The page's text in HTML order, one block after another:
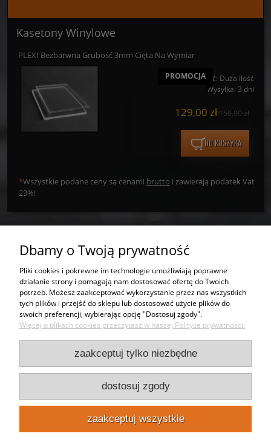
Kasetony Winylowe
PLEXI Bezbarwna Grubość 3mm Cięta Na Wymiar
Dostępność: Duża ilość
Wysyłka: 3 dni
129,00 zł150,00 zł
DO KOSZYKA
PROMOCJA
*Wszystkie podane ceny są cenami brutto i zawierają podatek Vat
23%!
Tworzywa sztuczne
Usługi
Moje konto
Bezpieczeństwo
Kontakt
Punkty odbioru
Dbamy o Twoją prywatność
Pliki cookies i pokrewne im technologie umożliwiają poprawne
działanie strony i pomagają nam dostosować ofertę do Twoich
potrzeb. Możesz zaakceptować wykorzystanie przez nas wszystkich
tych plików i przejść do sklepu lub dostosować użycie plików do
swoich preferencji, wybierając opcję "Dostosuj zgody".
Więcej o plikach cookies przeczytasz w naszej Polityce prywatności.
zaakceptuj tylko niezbędne
dostosuj zgody
zaakceptuj wszystkie